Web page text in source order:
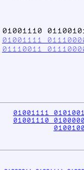
01001110
01001111
01110011
01001111
01001110